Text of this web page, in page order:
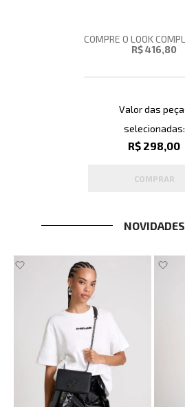
COMPRE O LOOK
R$ 416,80
Valor das
selecionadas:
R$ 298,00
COMPRAR
NOVIDADES